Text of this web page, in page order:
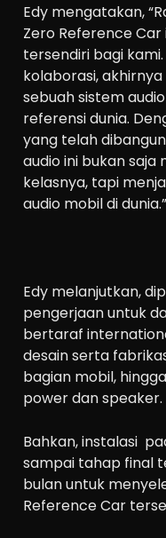
Edy mengatakan,
Zero Reference
tersendiri bagi
kolaborasi,
sebuah sistem
referensi dunia.
yang telah
audio ini bukan
kelasnya, tapi
audio mobil di dunia.”
Edy melanjutkan,
pengerjaan untuk
bertaraf
desain serta
bagian mobil,
power dan speaker.
Bahkan, instalasi
sampai tahap final
bulan untuk
Reference Car